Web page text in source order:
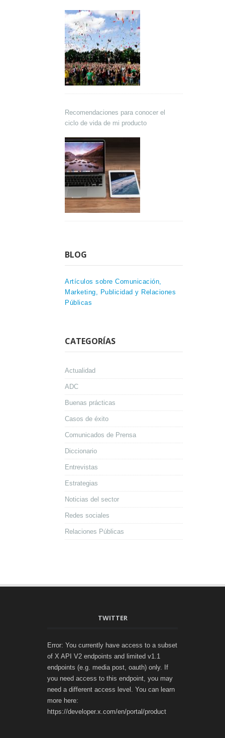
Recomendaciones para conocer el
ciclo de vida de mi producto
BLOG
Artículos sobre Comunicación,
Marketing, Publicidad y Relaciones
Públicas
CATEGORÍAS
Actualidad
ADC
Buenas prácticas
Casos de éxito
Comunicados de Prensa
Diccionario
Entrevistas
Estrategias
Noticias del sector
Redes sociales
Relaciones Públicas
TWITTER
Error: You currently have access to a subset
of X API V2 endpoints and limited v1.1
endpoints (e.g. media post, oauth) only. If
you need access to this endpoint, you may
need a different access level. You can learn
more here:
https://developer.x.com/en/portal/product